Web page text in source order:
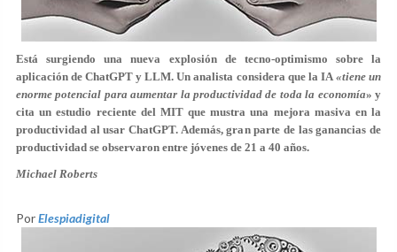
Está surgiendo una nueva explosión de tecno-optimismo sobre la
aplicación de ChatGPT y LLM. Un analista considera que la IA «tiene un
enorme potencial para aumentar la productividad de toda la economía» y
cita un estudio reciente del MIT que mustra una mejora masiva en la
productividad al usar ChatGPT. Además, gran parte de las ganancias de
productividad se observaron entre jóvenes de 21 a 40 años.
Michael Roberts
PorElespiadigital